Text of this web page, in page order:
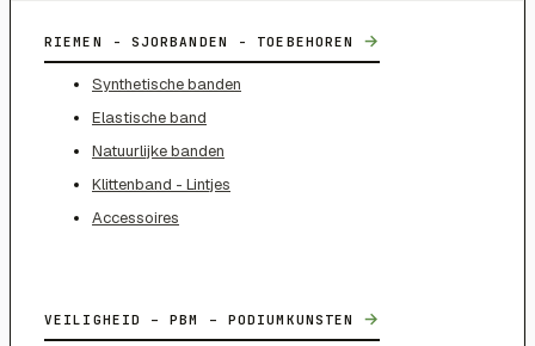
RIEMEN - SJORBANDEN - TOEBEHOREN →
Synthetische banden
Elastische band
Natuurlijke banden
Klittenband - Lintjes
Accessoires
VEILIGHEID – PBM – PODIUMKUNSTEN →